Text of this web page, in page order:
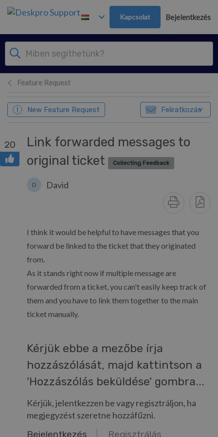
Továbblépés a fő tartalomra
Kapcsolat Bejelentkezés
Feature Request
New Feature Request Feliratkozás
20
Link forwarded messages to
original ticket
Collecting Feedback
D David
I think it would be helpful to have messages that you
forward be linked to the ticket that they originated
from.
As it stands right now if multiple message are
forwarded from a ticket, you can't easily keep track of
them and you have to link them together to the main
ticket manually.
Kérjük ebbe a mezőbe írja
hozzászólását, majd kattintson a
'Hozzászólás beküldése' gombra...
Kérjük, jelentkezzen be vagy regisztráljon, ha
megjegyzést szeretne hozzáfűzni.
Bejelentkezés Regisztrálás